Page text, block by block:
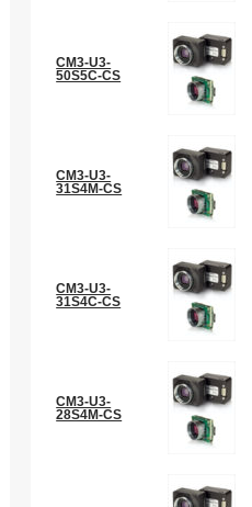
CM3-U3-
50S5C-CS
CM3-U3-
31S4M-CS
CM3-U3-
31S4C-CS
CM3-U3-
28S4М-CS